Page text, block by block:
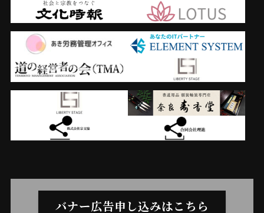
バナー広告申し込みはこちら